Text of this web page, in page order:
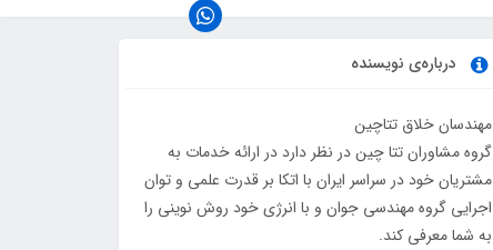
درباره‌ی نویسنده
مهندسان خلاق تتاچین
گروه مشاوران تتا چین در نظر دارد در ارائه خدمات به
مشتریان خود در سراسر ایران با اتکا بر قدرت علمی و توان
اجرایی گروه مهندسی جوان و با انرژی خود روش نوینی را
به شما معرفی کند.